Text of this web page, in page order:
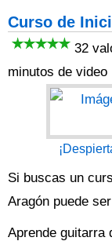
Curso de
32
minutos de video
Si buscas un
Aragón puede
Aprende guitarra